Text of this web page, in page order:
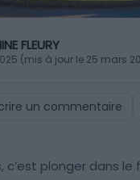
FLEURY
(mis à jour le 25 mars
un commentaire
c’est plonger dans